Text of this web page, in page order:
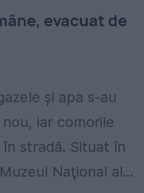
evacuat de
și apa s-au
iar comorile
în stradă. Situat în
Naţional al...